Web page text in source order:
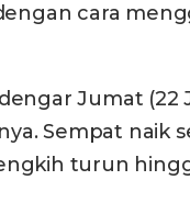
cara
Jumat (22
Sempat naik
turun